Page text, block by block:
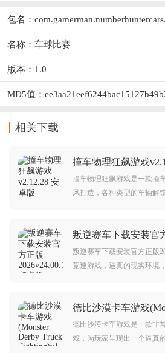
包名：
名称：车球比赛
版本：1.0
MD5值：
相关下载
撞车物理狂飙游戏
撞车物理狂飙游戏是一款撞
风打造，各种类型的车辆解
的碰撞模拟，触目惊心的画
叛逆赛车下载安装官
2026v24.00.18345 安
叛逆赛车下载安装官方正版
竞速游戏，逼真的现实环境
德比沙漠卡车游戏
Fighting)v1.0.1 安卓版
德比沙漠卡车游戏是一款非
戏，为玩家呈现出一个逼真